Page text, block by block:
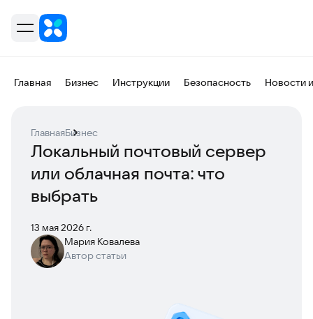
Главная Бизнес Инструкции Безопасность Новости
ГлавнаяБизнес
Локальный почтовый сервер
или облачная почта: что
выбрать
13 мая 2026 г.
Мария Ковалева
Автор статьи